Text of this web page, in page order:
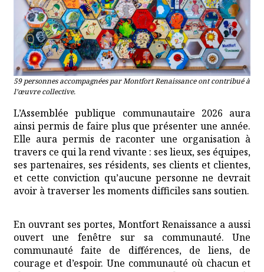
59 personnes accompagnées par Montfort Renaissance ont contribué à
l’œuvre collective.
L’Assemblée publique communautaire 2026 aura
ainsi permis de faire plus que présenter une année.
Elle aura permis de raconter une organisation à
travers ce qui la rend vivante : ses lieux, ses équipes,
ses partenaires, ses résidents, ses clients et clientes,
et cette conviction qu’aucune personne ne devrait
avoir à traverser les moments difficiles sans soutien.
En ouvrant ses portes, Montfort Renaissance a aussi
ouvert une fenêtre sur sa communauté. Une
communauté faite de différences, de liens, de
courage et d’espoir. Une communauté où chacun et